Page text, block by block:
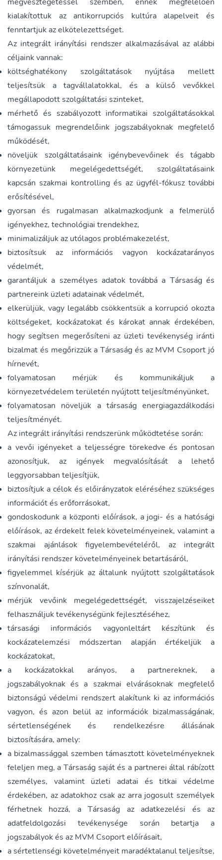
kialakítottuk az antikorrupciós kultúra alapelveit és
fenntartjuk az elkötelezettséget.
Az integrált irányítási rendszer alkalmazásával az alábbi
céljaink vannak:
költséghatékony szolgáltatások nyújtása mellett
teljesítsük a tagvállalatokkal, és a külső vevőkkel
megállapodott szolgáltatási szinteket,
mérhető és szabályozott informatikai szolgáltatásokkal
támogassuk megrendelőink jogszabályoknak megfelelő
működését,
növeljük szolgáltatásaink igénybevevőinek és tágabb
környezetünk megelégedettségét, szolgáltatásaink
kapcsán szakmai kontrolling és az ügyfél-fókusz további
erősítésével,
gyorsan és rugalmasan alkalmazkodjunk a felmerülő
igényekhez, technológiai trendekhez,
minimalizáljuk az utólagos problémakezelést,
biztosítsuk az információs vagyon kockázatarányos
védelmét,
garantáljuk a személyes adatok továbbá a Társaság és
partnereink üzleti adatainak védelmét,
elkerüljük, vagy legalább csökkentsük a korrupció okozta
költségeket, kockázatokat és károkat annak érdekében,
hogy segítsen megerősíteni az üzleti tevékenység iránti
bizalmat és megőrizzük a Társaság és az MVM Csoport jó
hírnevét,
folyamatosan mérjük és kommunikáljuk a
környezetvédelem területén nyújtott teljesítményünket,
folyamatosan növeljük a társaság energiagazdálkodási
teljesítményét.
Az integrált irányítási rendszerünk működtetése során:
a vevői igényeket a teljességre törekedve és pontosan
azonosítjuk, az igények megvalósítását a lehető
leggyorsabban teljesítjük,
biztosítjuk a célok és előirányzatok eléréséhez szükséges
információt és erőforrásokat,
gondoskodunk a központi előírások, a jogi- és a hatósági
előírások, az érdekelt felek követelményeinek, valamint a
szakmai ajánlások figyelembevételéről, az integrált
irányítási rendszer követelményeinek betartásáról,
figyelemmel kísérjük az általunk nyújtott szolgáltatások
színvonalát,
mérjük vevőink megelégedettségét, visszajelzéseiket
felhasználjuk tevékenységünk fejlesztéséhez,
társasági információs vagyonleltárt készítünk és
kockázatelemzési módszertan alapján értékeljük a
kockázatokat,
a kockázatokkal arányos, a partnereknek, a
jogszabályoknak és a szakmai elvárásoknak megfelelő
biztonságú védelmi rendszert alakítunk ki az információs
vagyon, és azon belül az információk bizalmasságának,
sértetlenségének és rendelkezésre állásának
biztosítására, amely:
a bizalmassággal szemben támasztott követelményeknek
feleljen meg, a Társaság saját és a partnerei által rábízott
személyes, valamint üzleti adatai és titkai védelme
érdekében, az adatokhoz csak az arra jogosult személyek
férhetnek hozzá, a Társaság az adatkezelési és az
adatfeldolgozási tevékenysége során betartja a
jogszabályok és az MVM Csoport előírásait,
a sértetlenségi követelményeit maradéktalanul teljesítse,